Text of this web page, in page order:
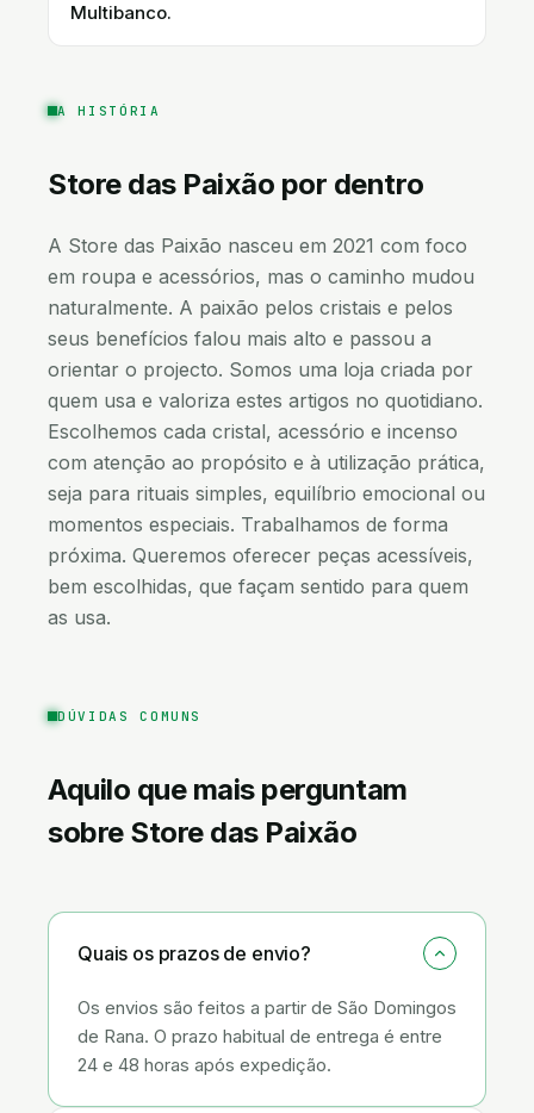
Multibanco.
A HISTÓRIA
Store das Paixão por dentro
A Store das Paixão nasceu em 2021 com foco
em roupa e acessórios, mas o caminho mudou
naturalmente. A paixão pelos cristais e pelos
seus benefícios falou mais alto e passou a
orientar o projecto. Somos uma loja criada por
quem usa e valoriza estes artigos no quotidiano.
Escolhemos cada cristal, acessório e incenso
com atenção ao propósito e à utilização prática,
seja para rituais simples, equilíbrio emocional ou
momentos especiais. Trabalhamos de forma
próxima. Queremos oferecer peças acessíveis,
bem escolhidas, que façam sentido para quem
as usa.
DÚVIDAS COMUNS
Aquilo que mais perguntam
sobre Store das Paixão
Quais os prazos de envio?
Os envios são feitos a partir de São Domingos
de Rana. O prazo habitual de entrega é entre
24 e 48 horas após expedição.